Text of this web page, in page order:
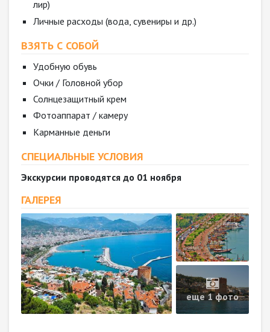
лир)
Личные расходы (вода, сувениры и др.)
ВЗЯТЬ С СОБОЙ
Удобную обувь
Очки / Головной убор
Солнцезащитный крем
Фотоаппарат / камеру
Карманные деньги
СПЕЦИАЛЬНЫЕ УСЛОВИЯ
Экскурсии проводятся до 01 ноября
ГАЛЕРЕЯ
еще 1 фото